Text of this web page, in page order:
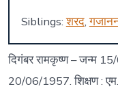
Siblings:शरद,
दिगंबर रामकृष्ण – जन्म
20/06/1957. शिक्षण :